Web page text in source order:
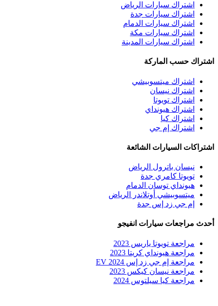
اشتراك سيارات الرياض
اشتراك سيارات جدة
اشتراك سيارات الدمام
اشتراك سيارات مكة
اشتراك سيارات المدينة
اشتراك حسب الماركة
اشتراك ميتسوبيشي
اشتراك نيسان
اشتراك تويوتا
اشتراك هيونداي
اشتراك كيا
اشتراك إم جي
اشتراكات السيارات الشائعة
نيسان باترول الرياض
تويوتا كامري جدة
هيونداي توسان الدمام
ميتسوبيشي أوتلاندر الرياض
إم جي زد إس جدة
أحدث مراجعات سيارات انفيجو
مراجعة تويوتا ياريس 2023
مراجعة هيونداي كريتا 2023
مراجعة إم جي زد إس EV 2024
مراجعة نيسان كيكس 2023
مراجعة كيا سيلتوس 2024